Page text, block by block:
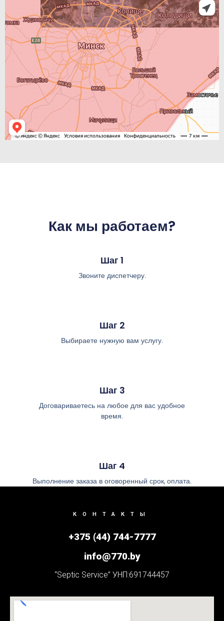
Как мы работаем?
Шаг 1
Звоните диспетчеру.
Шаг 2
Выбираете нужную вам услугу.
Шаг 3
Договариваетесь на любое для вас удобное
время.
Шаг 4
Выполнение заказа в оговоренный срок, оплата.
КОНТАКТЫ
+375 (44) 744-7777
info@770.by
“Septic Service” УНП:691744457